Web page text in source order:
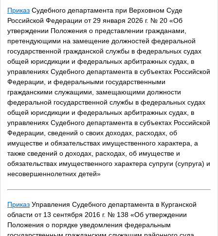
Приказ Судебного департамента при Верховном Суде
Российской Федерации от 29 января 2026 г. № 20 «Об
утверждении Положения о представлении гражданами,
претендующими на замещение должностей федеральной
государственной гражданской службы в федеральных судах
общей юрисдикции и федеральных арбитражных судах, в
управлениях Судебного департамента в субъектах Российской
Федерации, и федеральными государственными
гражданскими служащими, замещающими должности
федеральной государственной службы в федеральных судах
общей юрисдикции и федеральных арбитражных судах, в
управлениях Судебного департамента в субъектах Российской
Федерации, сведений о своих доходах, расходах, об
имуществе и обязательствах имущественного характера, а
также сведений о доходах, расходах, об имуществе и
обязательствах имущественного характера супруги (супруга) и
несовершеннолетних детей»
Приказ Управления Судебного департамента в Курганской
области от 13 сентября 2016 г. № 138 «Об утверждении
Положения о порядке уведомления федеральным